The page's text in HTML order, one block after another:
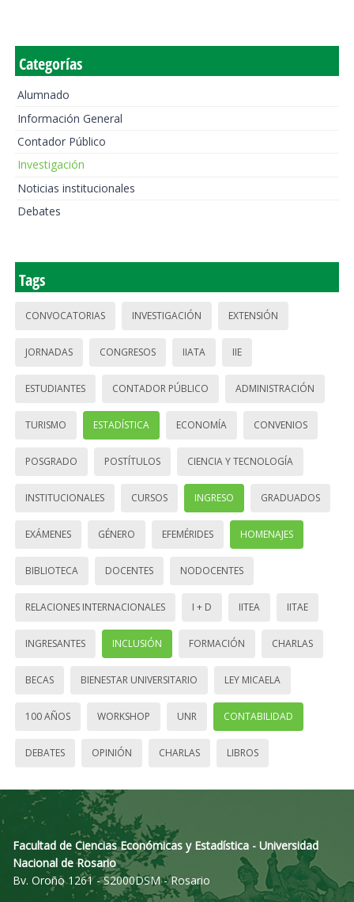
Categorías
Alumnado
Información General
Contador Público
Investigación
Noticias institucionales
Debates
Tags
CONVOCATORIAS INVESTIGACIÓN EXTENSIÓN
JORNADAS CONGRESOS IIATA IIE
ESTUDIANTES CONTADOR PÚBLICO ADMINISTRACIÓN
TURISMO ESTADÍSTICA ECONOMÍA CONVENIOS
POSGRADO POSTÍTULOS CIENCIA Y TECNOLOGÍA
INSTITUCIONALES CURSOS INGRESO GRADUADOS
EXÁMENES GÉNERO EFEMÉRIDES HOMENAJES
BIBLIOTECA DOCENTES NODOCENTES
RELACIONES INTERNACIONALES I + D IITEA IITAE
INGRESANTES INCLUSIÓN FORMACIÓN CHARLAS
BECAS BIENESTAR UNIVERSITARIO LEY MICAELA
100 AÑOS WORKSHOP UNR CONTABILIDAD
DEBATES OPINIÓN CHARLAS LIBROS
Facultad de Ciencias Económicas y Estadística - Universidad
Nacional de Rosario
Bv. Oroño 1261 - S2000DSM - Rosario